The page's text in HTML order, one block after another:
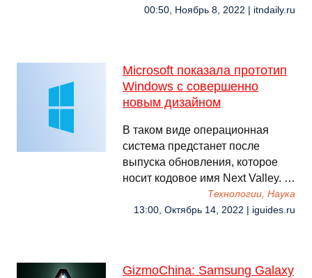
00:50, Ноябрь 8, 2022 | itndaily.ru
Microsoft показала прототип
Windows с совершенно
новым дизайном
В таком виде операционная
система предстанет после
выпуска обновления, которое
носит кодовое имя Next Valley. …
Технологии, Наука
13:00, Октябрь 14, 2022 | iguides.ru
GizmoChina: Samsung Galaxy